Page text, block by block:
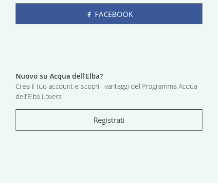
FACEBOOK
Nuovo su Acqua dell’Elba?
Crea il tuo account e scopri i vantaggi del Programma Acqua
dell’Elba Lovers
Registrati